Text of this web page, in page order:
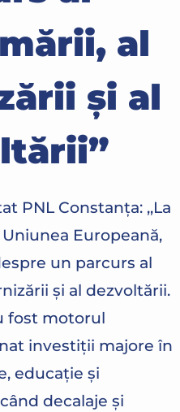
al
și al
PNL Constanța: ,,La
Europeană,
un parcurs al
și al dezvoltării.
fost motorul
investiții majore în
educație și
decalaje și